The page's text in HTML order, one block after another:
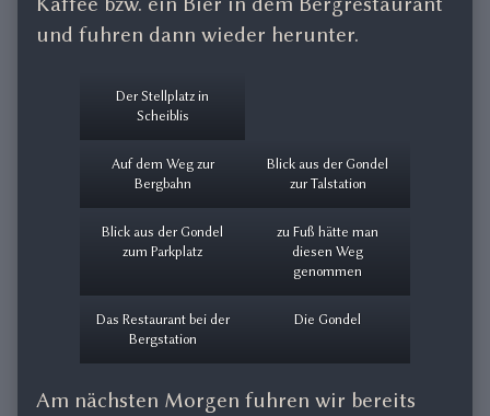
und fuhren dann wieder herunter.
Der Stellplatz in
Scheiblis
Auf dem Weg zur
Bergbahn
Blick aus der Gondel
zur Talstation
Blick aus der Gondel
zum Parkplatz
zu Fuß hätte man
diesen Weg
genommen
Das Restaurant bei der
Bergstation
Die Gondel
Am nächsten Morgen fuhren wir bereits